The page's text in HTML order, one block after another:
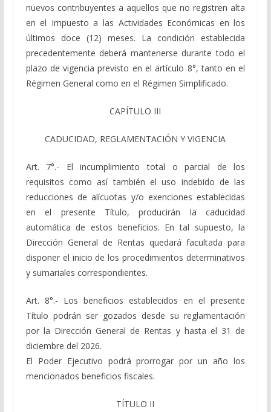
nuevos contribuyentes a aquellos que no registren alta
en el Impuesto a las Actividades Económicas en los
últimos doce (12) meses. La condición establecida
precedentemente deberá mantenerse durante todo el
plazo de vigencia previsto en el artículo 8°, tanto en el
Régimen General como en el Régimen Simplificado.
CAPÍTULO III
CADUCIDAD, REGLAMENTACIÓN Y VIGENCIA
Art. 7°.- El incumplimiento total o parcial de los
requisitos como así también el uso indebido de las
reducciones de alícuotas y/o exenciones establecidas
en el presente Título, producirán la caducidad
automática de estos beneficios. En tal supuesto, la
Dirección General de Rentas quedará facultada para
disponer el inicio de los procedimientos determinativos
y sumariales correspondientes.
Art. 8°.- Los beneficios establecidos en el presente
Título podrán ser gozados desde su reglamentación
por la Dirección General de Rentas y hasta el 31 de
diciembre del 2026.
El Poder Ejecutivo podrá prorrogar por un año los
mencionados beneficios fiscales.
TÍTULO II